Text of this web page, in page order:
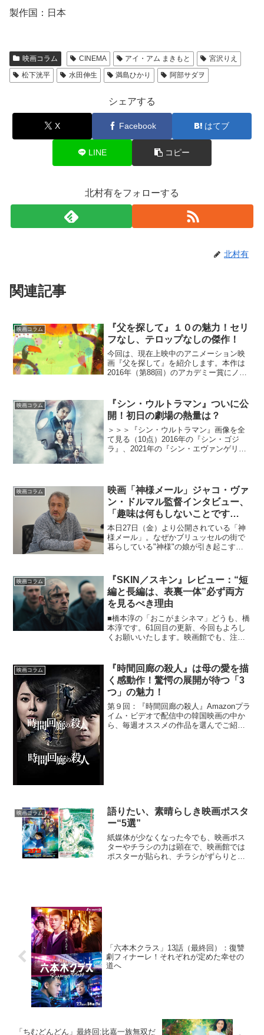
製作国：日本
映画コラム CINEMA アイ・アム まきもと
宮沢りえ
松下洸平
水田伸生 満島ひかり 阿部サダヲ
シェアする
X Facebook はてブ
LINE コピー
北村有をフォローする
北村有
関連記事
映画コラム
『父を探して』１０の魅力！セリ
フなし、テロップなしの傑作！
今回は、現在上映中のアニメーション映
画『父を探して』を紹介します。本作は
2016年（第88回）のアカデミー賞にノミ
ずつ、以下に紹介しましょう。1.全編セ
リフなし！テロッ...
映画コラム
『シン・ウルトラマン』ついに公
開！初日の劇場の熱量は？
＞＞＞『シン・ウルトラマン』画像を全
て見る（10点）2016年の『シン・ゴジ
ラ』、2021年の『シン・エヴァンゲリオ
ン』が遂に公開...
映画コラム
映画「神様メール」ジャコ・ヴァ
ン・ドルマル監督インタビュー、
「趣味は何もしないことです
（笑）」
本日27日（金）より公開されている「神
様メール」。なぜかブリュッセルの街で
暮らしている"神様"の娘が引き起こす騒
ン・ドルマル監督へインタビューを行い
ました。「面白いことを...
映画コラム
『SKIN／スキン』レビュー：“短
編と長編は、表裏一体”必ず両方
を見るべき理由
■橋本淳の「おこがまシネマ」どうも、橋
本淳です。61回目の更新、今回もよろし
くお願いいたします。映画館でも、注目
日々です。コロナということもあり、予
防をしつつ、お客様が...
映画コラム
『時間回廊の殺人』は母の愛を描
く感動作！驚愕の展開が待つ「3
つ」の魅力！
第９回：『時間回廊の殺人』Amazonプラ
イム・ビデオで配信中の韓国映画の中か
ら、毎週オススメの作品を選んでご紹介
映画コラム
語りたい、素晴らしき映画ポスタ
ー“5選”
紙媒体が少なくなった今でも、映画ポス
ターやチラシの力は顕在で、映画館では
ポスターが貼られ、チラシがずらりと並
「六本木クラス」13話（最終回）：復讐
劇フィナーレ！それぞれが定めた幸せの
道へ
「ちむどんどん」最終回:比嘉一族無双だ